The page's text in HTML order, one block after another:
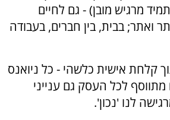
מרגיש מובן) - גם לחיים
ואתר; בבית, בין חברים, בעבודה
קלחת אישית כלשהי - כל ניואנס
לכל העסק גם ענייני
לנו 'נכון'.